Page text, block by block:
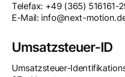
Telefax: +49 (365) 516161-
E-Mail: info@next-
Umsatzsteuer-ID
Umsatzsteuer-